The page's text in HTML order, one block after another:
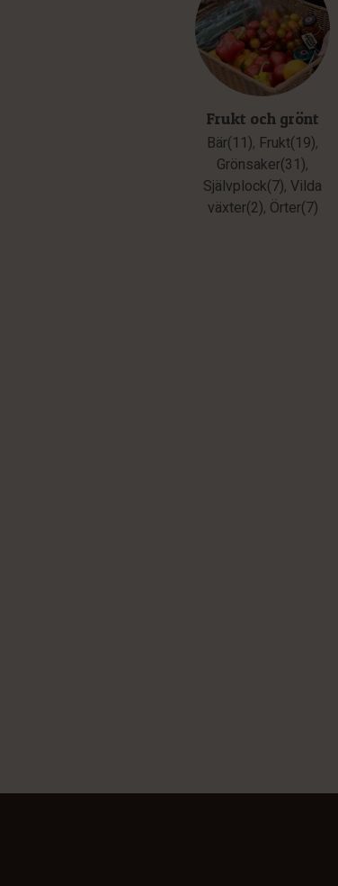
Frukt och grönt
Bär(11), Frukt(19),
Grönsaker(31),
Självplock(7), Vilda
växter(2), Örter(7)